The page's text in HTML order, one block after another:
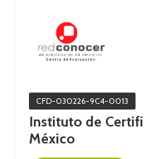
CFD-030226-9C4-0013
Instituto de
México